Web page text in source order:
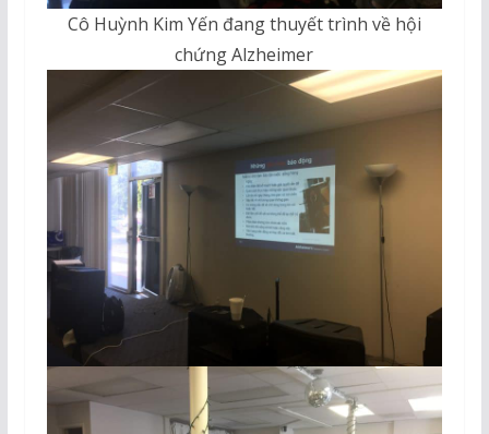
Cô Huỳnh Kim Yến đang thuyết trình về hội
chứng Alzheimer